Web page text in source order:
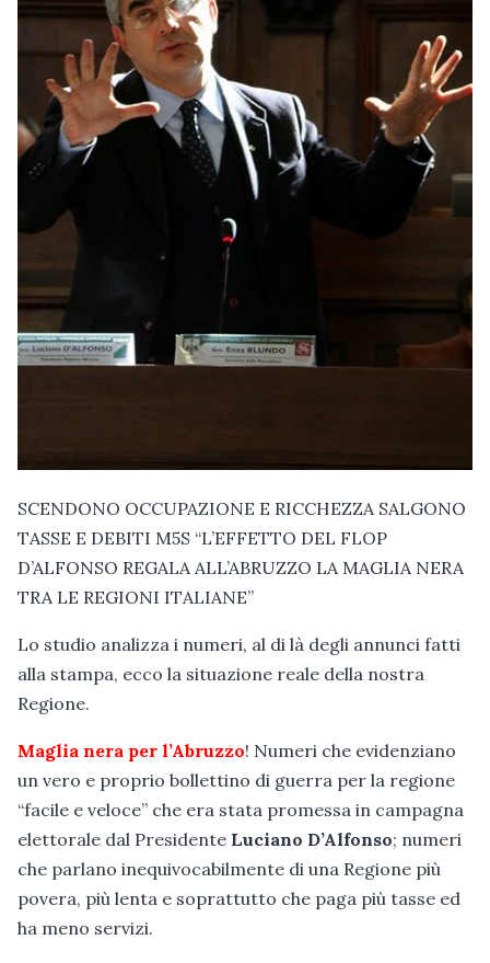
SCENDONO OCCUPAZIONE E RICCHEZZA SALGONO
TASSE E DEBITI M5S “L’EFFETTO DEL FLOP
D’ALFONSO REGALA ALL’ABRUZZO LA MAGLIA NERA
TRA LE REGIONI ITALIANE”
Lo studio analizza i numeri, al di là degli annunci fatti
alla stampa, ecco la situazione reale della nostra
Regione.
Maglia nera per l’Abruzzo! Numeri che evidenziano
un vero e proprio bollettino di guerra per la regione
“facile e veloce” che era stata promessa in campagna
elettorale dal Presidente Luciano D’Alfonso; numeri
che parlano inequivocabilmente di una Regione più
povera, più lenta e soprattutto che paga più tasse ed
ha meno servizi.